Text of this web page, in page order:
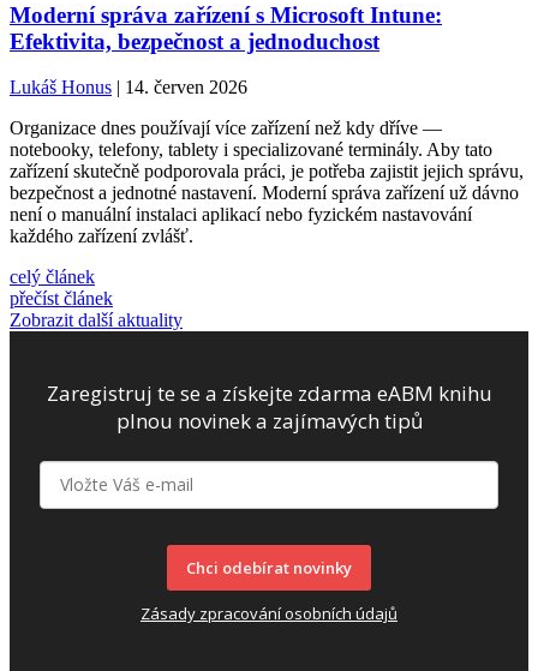
Moderní správa zařízení s Microsoft Intune:
Efektivita, bezpečnost a jednoduchost
Lukáš Honus | 14. červen 2026
Organizace dnes používají více zařízení než kdy dříve —
notebooky, telefony, tablety i specializované terminály. Aby tato
zařízení skutečně podporovala práci, je potřeba zajistit jejich správu,
bezpečnost a jednotné nastavení. Moderní správa zařízení už dávno
není o manuální instalaci aplikací nebo fyzickém nastavování
každého zařízení zvlášť.
celý článek
přečíst článek
Zobrazit další aktuality
Zaregistruj te se a získejte zdarma eABM knihu
plnou novinek a zajímavých tipů
Chci odebírat novinky
Zásady zpracování osobních údajů